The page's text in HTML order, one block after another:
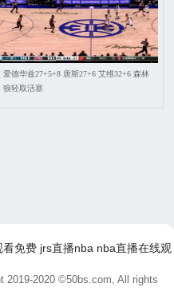
爱德华兹27+5+8 唐斯27+6 艾维32+6 森林
狼轻取活塞
看免费 jrs直播nba nba直播在线观
2019-2020 ©50bs.com, All rights